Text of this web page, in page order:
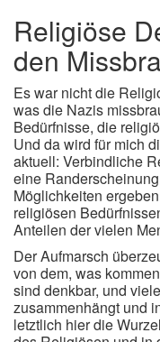
Religiöse
den
Es war nicht die
was die Nazis
Bedürfnisse, die
Und da wird für mich
aktuell: Verbindliche
eine
Möglichkeiten
religiösen
Anteilen der vielen
Der Aufmarsch
von dem, was
sind denkbar, und
zusammenhängt und
letztlich hier die